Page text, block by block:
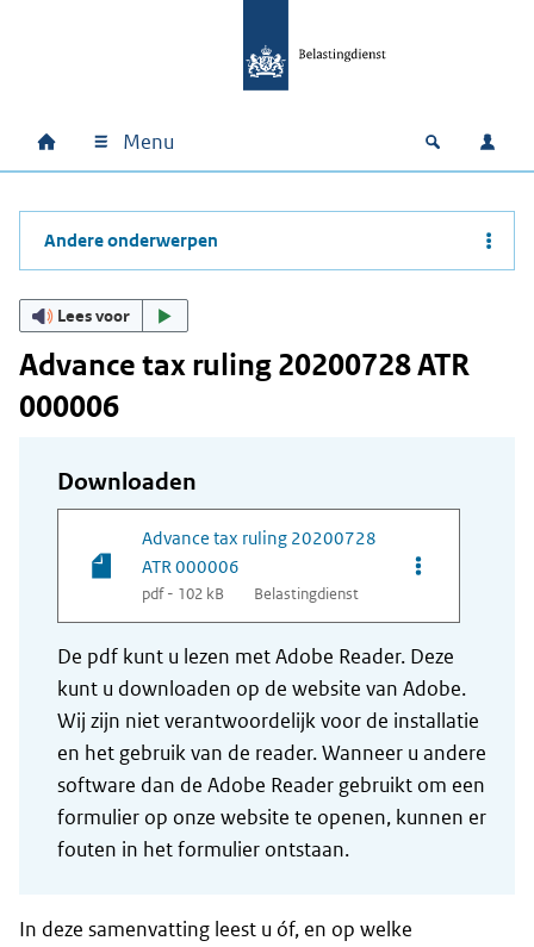
Hoofdnavigatie
Home Menu Open
Andere onderwerpen
Lees voor
Advance tax ruling 20200728 ATR
000006
Downloaden
Advance tax ruling 20200728
ATR 000006
pdf - 102 kB Belastingdienst
Opties van
De pdf kunt u lezen met Adobe Reader. Deze
kunt u downloaden op de website van Adobe.
Wij zijn niet verantwoordelijk voor de installatie
en het gebruik van de reader. Wanneer u andere
software dan de Adobe Reader gebruikt om een
formulier op onze website te openen, kunnen er
fouten in het formulier ontstaan.
In deze samenvatting leest u óf, en op welke